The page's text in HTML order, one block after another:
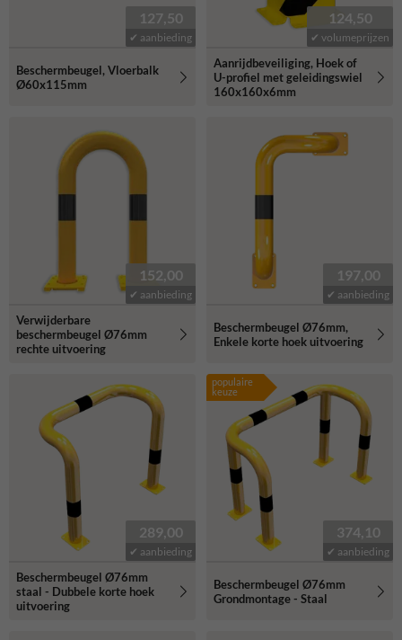
127,50
✔ aanbieding
Beschermbeugel, Vloerbalk
Ø60x115mm
124,50
✔ volumeprijzen
Aanrijdbeveiliging, Hoek of
U-profiel met geleidingswiel
160x160x6mm
152,00
✔ aanbieding
Verwijderbare
beschermbeugel Ø76mm
rechte uitvoering
197,00
✔ aanbieding
Beschermbeugel Ø76mm,
Enkele korte hoek uitvoering
289,00
✔ aanbieding
Beschermbeugel Ø76mm
staal - Dubbele korte hoek
uitvoering
populaire
keuze
374,10
✔ aanbieding
Beschermbeugel Ø76mm
Grondmontage - Staal